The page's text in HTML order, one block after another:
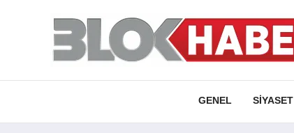
GENEL SIYASET